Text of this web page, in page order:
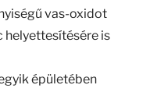
vas-oxidot
helyettesítésére is
épületében